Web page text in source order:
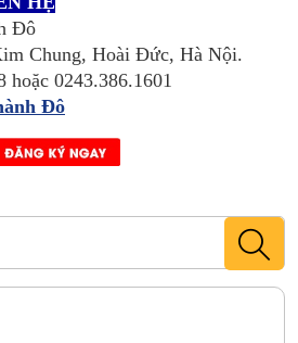
Đô
Chung, Hoài Đức, Hà Nội.
hoặc 0243.386.1601
Đô